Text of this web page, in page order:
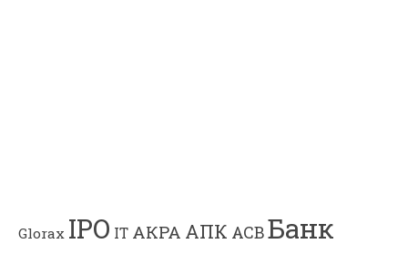
Glorax IPO IT АКРА АПК АСВБанк